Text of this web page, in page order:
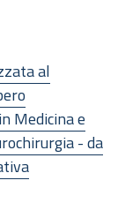
al
Medicina e
- da